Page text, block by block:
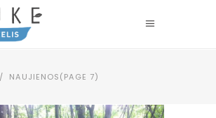
NAUJIENOS(PAGE 7)